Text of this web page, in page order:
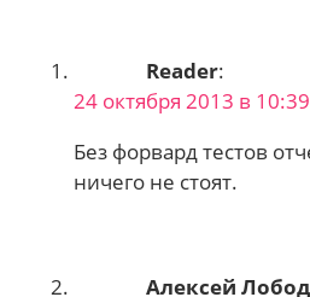
Reader:
24 октября 2013 в 10:39
Без форвард тестов
ничего не стоят.
Алексей